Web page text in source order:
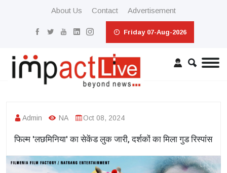
About Us Contact Advertisement
Friday 07-Aug-2026
Admin NA Oct 08, 2024
फिल्म 'लछमिनिया' का सेकेंड लुक जारी, दर्शकों का मिला गुड रिस्पांस